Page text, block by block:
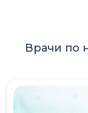
Врачи по